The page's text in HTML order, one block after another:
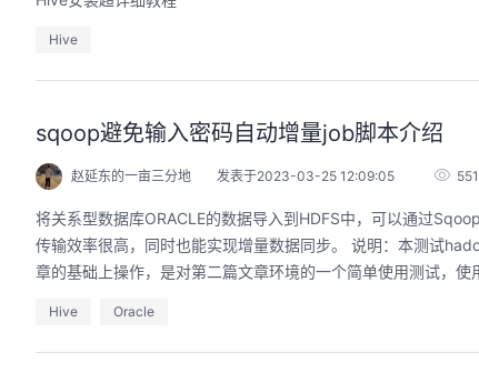
Hive
sqoop避免输入密码自动增量job脚本介绍
赵延东的一亩三分地 发表于2023-03-25 12:09:05
将关系型数据库ORACLE的数据导入到HDFS中，可以通过
传输效率很高，同时也能实现增量数据同步。 说明：本测试
章的基础上操作，是对第二篇文章环境的一个简单使用测试，
Hive Oracle